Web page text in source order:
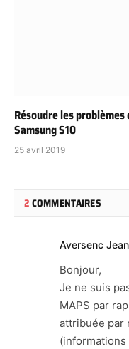
Résoudre les
Samsung S10
25 avril 2019
2COMMENTAIRES
Aversenc
Bonjour,
Je ne suis
MAPS par
attribuée par
(informations